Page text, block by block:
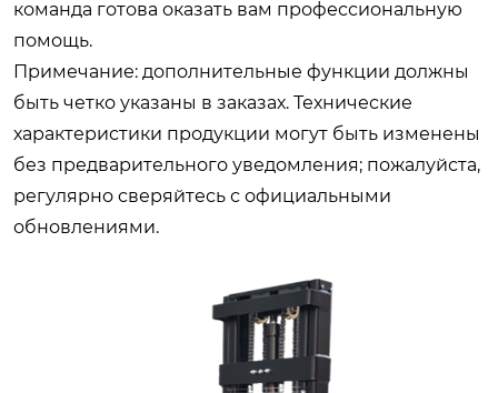
команда готова оказать вам профессиональную
помощь.
Примечание: дополнительные функции должны
быть четко указаны в заказах. Технические
характеристики продукции могут быть изменены
без предварительного уведомления; пожалуйста,
регулярно сверяйтесь с официальными
обновлениями.